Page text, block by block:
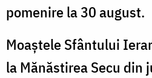
pomenire la 30 august.
Moaștele Sfântului
la Mănăstirea Secu din